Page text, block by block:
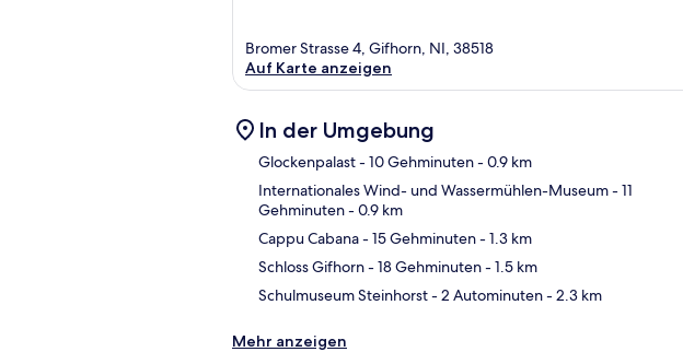
Bromer Strasse 4, Gifhorn, NI, 38518
Auf Karte anzeigen
In der Umgebung
Glockenpalast- 10 Gehminuten- 0.9 km
Internationales Wind- und Wassermühlen-Museum- 11
Gehminuten- 0.9 km
Cappu Cabana- 15 Gehminuten- 1.3 km
Schloss Gifhorn- 18 Gehminuten- 1.5 km
Schulmuseum Steinhorst- 2 Autominuten- 2.3 km
Mehr anzeigen